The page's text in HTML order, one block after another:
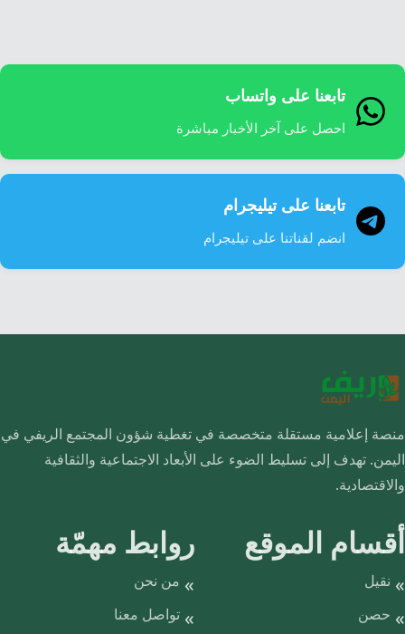
تابعنا على واتساب
احصل على آخر الأخبار مباشرة
تابعنا على تيليجرام
انضم لقناتنا على تيليجرام
منصة إعلامية مستقلة متخصصة في تغطية شؤون المجتمع الريفي في
اليمن. تهدف إلى تسليط الضوء على الأبعاد الاجتماعية والثقافية
والاقتصادية.
أقسام الموقع
نقيل
حصن
روابط مهمّة
من نحن
تواصل معنا